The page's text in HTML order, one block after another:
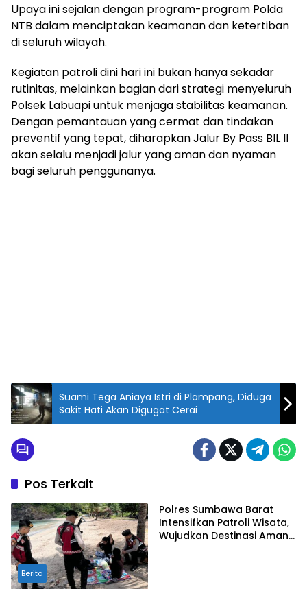
Upaya ini sejalan dengan program-program Polda
NTB dalam menciptakan keamanan dan ketertiban
di seluruh wilayah.
Kegiatan patroli dini hari ini bukan hanya sekadar
rutinitas, melainkan bagian dari strategi menyeluruh
Polsek Labuapi untuk menjaga stabilitas keamanan.
Dengan pemantauan yang cermat dan tindakan
preventif yang tepat, diharapkan Jalur By Pass BIL II
akan selalu menjadi jalur yang aman dan nyaman
bagi seluruh penggunanya.
Suami Tega Aniaya Istri di Plampang, Diduga
Sakit Hati Akan Digugat Cerai
Pos Terkait
Berita
Polres Sumbawa Barat
Intensifkan Patroli Wisata,
Wujudkan Destinasi Aman